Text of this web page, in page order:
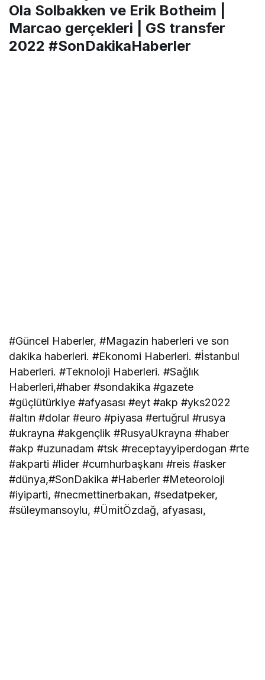
Ola Solbakken ve Erik Botheim |
Marcao gerçekleri | GS transfer
2022 #SonDakikaHaberler
#Güncel Haberler, #Magazin haberleri ve son
dakika haberleri. #Ekonomi Haberleri. #İstanbul
Haberleri. #Teknoloji Haberleri. #Sağlık
Haberleri,#haber #sondakika #gazete
#güçlütürkiye #afyasası #eyt #akp #yks2022
#altın #dolar #euro #piyasa #ertuğrul #rusya
#ukrayna #akgençlik #RusyaUkrayna #haber
#akp #uzunadam #tsk #receptayyiperdogan #rte
#akparti #lider #cumhurbaşkanı #reis #asker
#dünya,#SonDakika #Haberler #Meteoroloji
#iyiparti, #necmettinerbakan, #sedatpeker,
#süleymansoylu, #ÜmitÖzdağ, afyasası,